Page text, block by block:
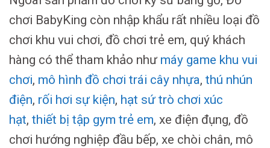
chơi BabyKing còn nhập khẩu rất nhiều loại đồ
chơi khu vui chơi, đồ chơi trẻ em, quý khách
hàng có thể tham khảo như máy game khu vui
chơi, mô hình đồ chơi trái cây nhựa, thú nhún
điện, rối hơi sự kiện, hạt sứ trò chơi xúc
hạt, thiết bị tập gym trẻ em, xe điện đụng, đồ
chơi hướng nghiệp đầu bếp, xe chòi chân, mô